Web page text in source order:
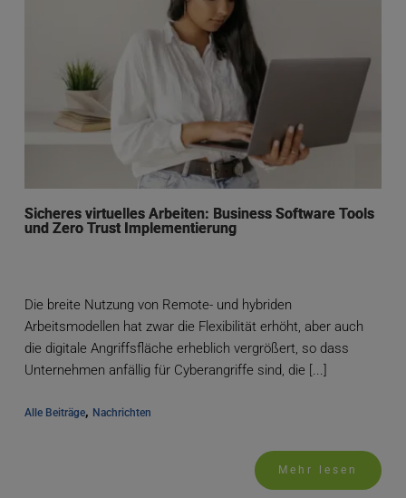
Sicheres virtuelles Arbeiten: Business Software Tools
und Zero Trust Implementierung
Die breite Nutzung von Remote- und hybriden
Arbeitsmodellen hat zwar die Flexibilität erhöht, aber auch
die digitale Angriffsfläche erheblich vergrößert, so dass
Unternehmen anfällig für Cyberangriffe sind, die [...]
Alle Beiträge, Nachrichten
Mehr lesen